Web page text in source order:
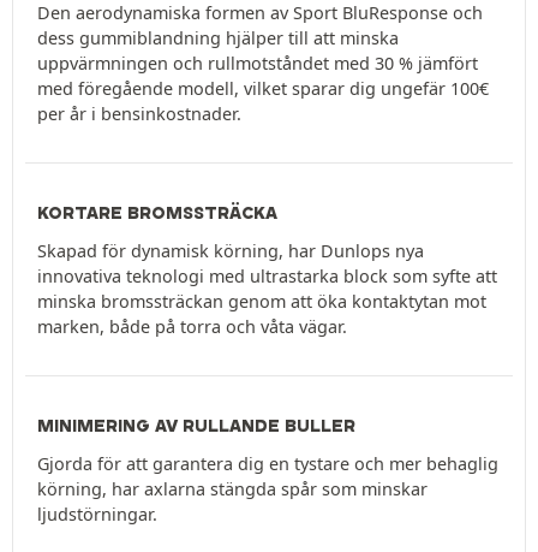
Den aerodynamiska formen av Sport BluResponse och
dess gummiblandning hjälper till att minska
uppvärmningen och rullmotståndet med 30 % jämfört
med föregående modell, vilket sparar dig ungefär 100€
per år i bensinkostnader.
KORTARE BROMSSTRÄCKA
Skapad för dynamisk körning, har Dunlops nya
innovativa teknologi med ultrastarka block som syfte att
minska bromssträckan genom att öka kontaktytan mot
marken, både på torra och våta vägar.
MINIMERING AV RULLANDE BULLER
Gjorda för att garantera dig en tystare och mer behaglig
körning, har axlarna stängda spår som minskar
ljudstörningar.